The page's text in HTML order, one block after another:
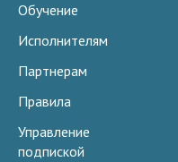
Обучение
Исполнителям
Партнерам
Правила
Управление
подпиской